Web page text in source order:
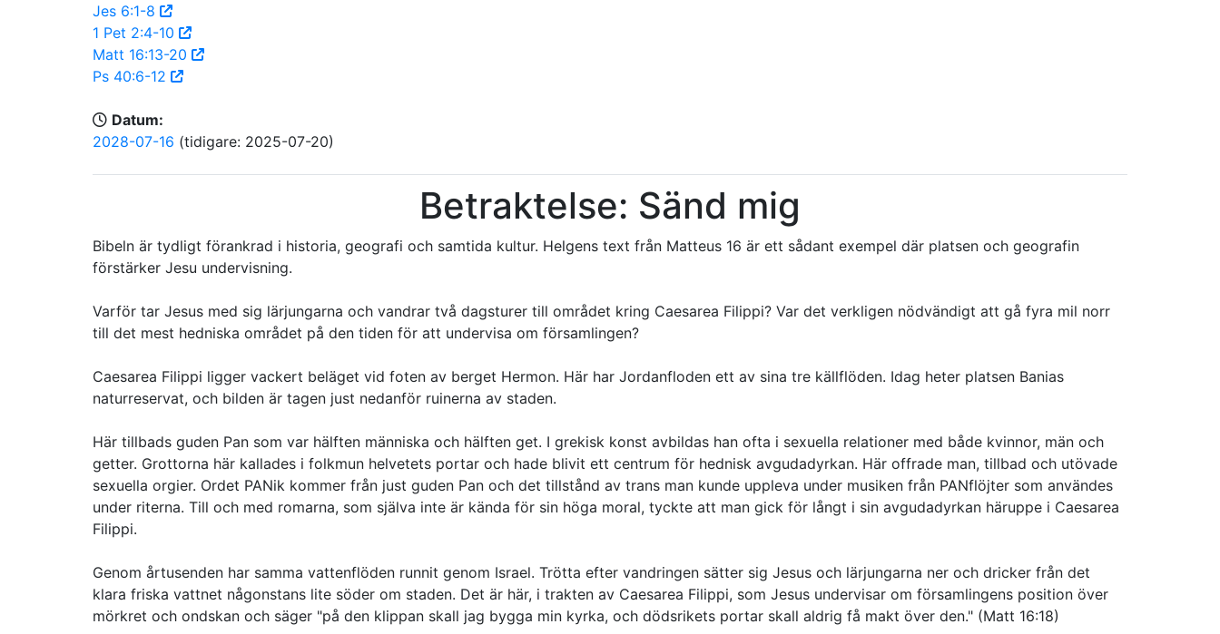
Jes 6:1-8
1 Pet 2:4-10
Matt 16:13-20
Ps 40:6-12
Datum:
2028-07-16 (tidigare: 2025-07-20)
Betraktelse: Sänd mig
Bibeln är tydligt förankrad i historia, geografi och samtida kultur. Helgens text från Matteus 16 är ett sådant exempel där platsen och geografin
förstärker Jesu undervisning.
Varför tar Jesus med sig lärjungarna och vandrar två dagsturer till området kring Caesarea Filippi? Var det verkligen nödvändigt att gå fyra mil norr
till det mest hedniska området på den tiden för att undervisa om församlingen?
Caesarea Filippi ligger vackert beläget vid foten av berget Hermon. Här har Jordanfloden ett av sina tre källflöden. Idag heter platsen Banias
naturreservat, och bilden är tagen just nedanför ruinerna av staden.
Här tillbads guden Pan som var hälften människa och hälften get. I grekisk konst avbildas han ofta i sexuella relationer med både kvinnor, män och
getter. Grottorna här kallades i folkmun helvetets portar och hade blivit ett centrum för hednisk avgudadyrkan. Här offrade man, tillbad och utövade
sexuella orgier. Ordet PANik kommer från just guden Pan och det tillstånd av trans man kunde uppleva under musiken från PANflöjter som användes
under riterna. Till och med romarna, som själva inte är kända för sin höga moral, tyckte att man gick för långt i sin avgudadyrkan häruppe i Caesarea
Filippi.
Genom årtusenden har samma vattenflöden runnit genom Israel. Trötta efter vandringen sätter sig Jesus och lärjungarna ner och dricker från det
klara friska vattnet någonstans lite söder om staden. Det är här, i trakten av Caesarea Filippi, som Jesus undervisar om församlingens position över
mörkret och ondskan och säger "på den klippan skall jag bygga min kyrka, och dödsrikets portar skall aldrig få makt över den." (Matt 16:18)